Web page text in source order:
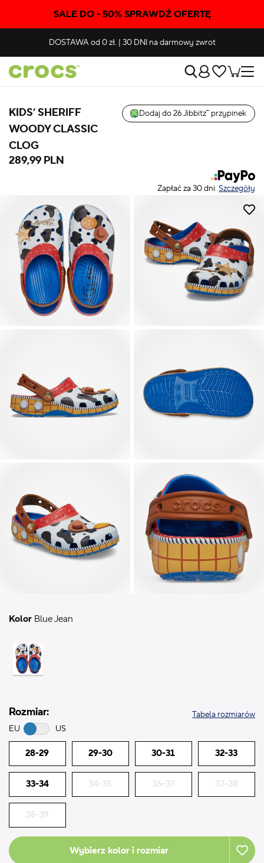
SALE DO - 50% SPRAWDŹ OFERTĘ
DOSTAWAod 0 zł. | 30 DNIna darmowy zwrot
KIDS’ SHERIFF
WOODY CLASSIC
CLOG
Dodaj do 26 Jibbitz™ przypinek
289,99 PLN
Zapłać za 30 dni. Szczegóły
Kolor Blue Jean
Rozmiar:
EU US
Tabela rozmiarów
28-29 29-30 30-31 32-33
33-34 34-35 36-37 37-38
38-39
Wybierz kolor i rozmiar